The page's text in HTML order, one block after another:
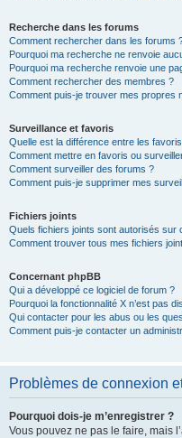
Recherche dans les forums
Comment rechercher dans les forums
Pourquoi ma recherche ne renvoie
Pourquoi ma recherche renvoie une
Comment rechercher des membres ?
Comment puis-je trouver mes propres
Surveillance et favoris
Quelle est la différence entre les
Comment mettre en favoris ou
Comment surveiller des forums ?
Comment puis-je supprimer mes
Fichiers joints
Quels fichiers joints sont autorisés sur
Comment trouver tous mes fichiers
Concernant phpBB
Qui a développé ce logiciel de forum ?
Pourquoi la fonctionnalité X n’est pas
Qui contacter pour les abus ou les
Comment puis-je contacter un
Problèmes de connexion
Pourquoi dois-je m’enregistrer ?
Vous pouvez ne pas le faire, mais